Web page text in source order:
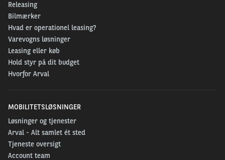
Releasing
Bilmærker
Hvad er operationel leasing?
Varevogns løsninger
Leasing eller køb
Hold styr på dit budget
Hvorfor Arval
MOBILITETSLØSNINGER
Løsninger og tjenester
Arval - Alt samlet ét sted
Tjeneste oversigt
Account team